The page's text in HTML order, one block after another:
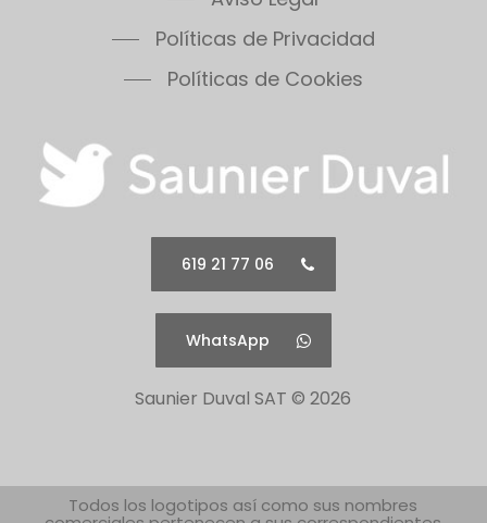
Políticas de Privacidad
Políticas de Cookies
619 21 77 06
WhatsApp
Saunier Duval SAT ©2026
Todos los logotipos así como sus nombres